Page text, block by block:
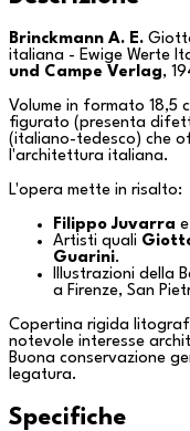
Brinckmann A. E.
italiana - Ewige Werte
und Campe Verlag,
Volume in formato 18,5
figurato (presenta
(italiano-tedesco) che
l'architettura italiana.
L'opera mette in risalto:
Filippo Juvarra
Artisti quali
Guarini.
Illustrazioni della
a Firenze, San
Copertina rigida
notevole interesse
Buona conservazione
legatura.
Specifiche